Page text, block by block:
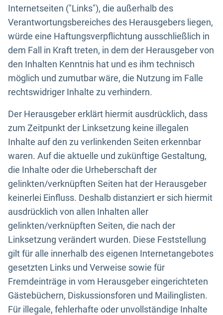
Internetseiten ("Links"), die außerhalb des
Verantwortungsbereiches des Herausgebers liegen,
würde eine Haftungsverpflichtung ausschließlich in
dem Fall in Kraft treten, in dem der Herausgeber von
den Inhalten Kenntnis hat und es ihm technisch
möglich und zumutbar wäre, die Nutzung im Falle
rechtswidriger Inhalte zu verhindern.
Der Herausgeber erklärt hiermit ausdrücklich, dass
zum Zeitpunkt der Linksetzung keine illegalen
Inhalte auf den zu verlinkenden Seiten erkennbar
waren. Auf die aktuelle und zukünftige Gestaltung,
die Inhalte oder die Urheberschaft der
gelinkten/verknüpften Seiten hat der Herausgeber
keinerlei Einfluss. Deshalb distanziert er sich hiermit
ausdrücklich von allen Inhalten aller
gelinkten/verknüpften Seiten, die nach der
Linksetzung verändert wurden. Diese Feststellung
gilt für alle innerhalb des eigenen Internetangebotes
gesetzten Links und Verweise sowie für
Fremdeinträge in vom Herausgeber eingerichteten
Gästebüchern, Diskussionsforen und Mailinglisten.
Für illegale, fehlerhafte oder unvollständige Inhalte